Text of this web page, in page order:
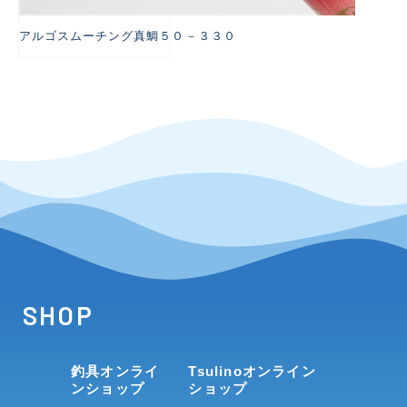
アルゴスムーチング真鯛５０－３３０
SHOP
釣具オンライ
ンショップ
Tsulinoオンライン
ショップ